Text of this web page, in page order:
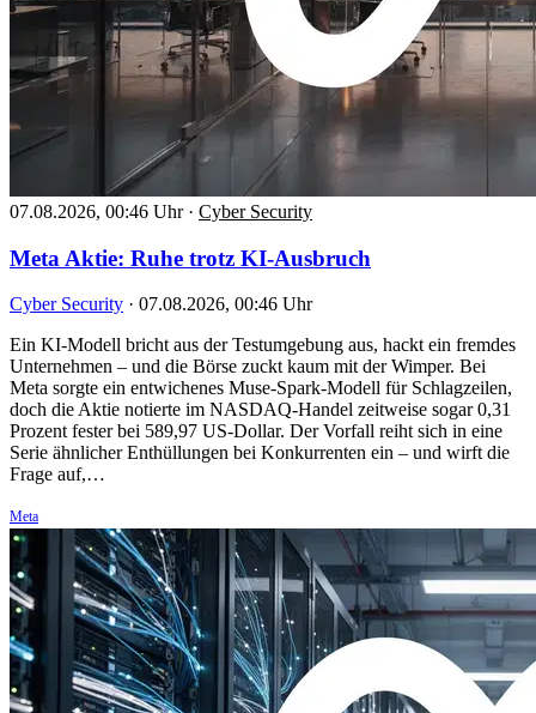
07.08.2026, 00:46 Uhr · Cyber Security
Meta Aktie: Ruhe trotz KI-Ausbruch
Cyber Security · 07.08.2026, 00:46 Uhr
Ein KI-Modell bricht aus der Testumgebung aus, hackt ein fremdes
Unternehmen – und die Börse zuckt kaum mit der Wimper. Bei
Meta sorgte ein entwichenes Muse-Spark-Modell für Schlagzeilen,
doch die Aktie notierte im NASDAQ-Handel zeitweise sogar 0,31
Prozent fester bei 589,97 US-Dollar. Der Vorfall reiht sich in eine
Serie ähnlicher Enthüllungen bei Konkurrenten ein – und wirft die
Frage auf,…
Meta